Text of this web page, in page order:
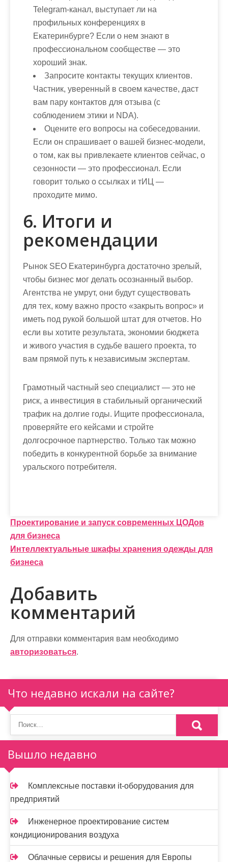
Telegram-канал, выступает ли на
профильных конференциях в
Екатеринбурге? Если о нем знают в
профессиональном сообществе — это
хороший знак.
Запросите контакты текущих клиентов.
Частник, уверенный в своем качестве, даст
вам пару контактов для отзыва (с
соблюдением этики и NDA).
Оцените его вопросы на собеседовании.
Если он спрашивает о вашей бизнес-модели,
о том, как вы привлекаете клиентов сейчас, о
сезонности — это профессионал. Если
говорит только о ссылках и тИЦ —
проходите мимо.
6. Итоги и
рекомендации
Рынок SEO Екатеринбурга достаточно зрелый,
чтобы бизнес мог делать осознанный выбор.
Агентства не умрут, они будут существовать
для тех, кому важно просто «закрыть вопрос» и
иметь под рукой большой штат для отчетов. Но
если вы хотите результата, экономии бюджета
и живого участия в судьбе вашего проекта, то
вам прямой путь к независимым экспертам.
Грамотный частный seo специалист — это не
риск, а инвестиция в стабильный органический
трафик на долгие годы. Ищите профессионала,
проверяйте его кейсами и стройте
долгосрочное партнерство. Только так можно
победить в конкурентной борьбе за внимание
уральского потребителя.
Н
а
в
и
г
а
ц
и
я
п
о
з
а
п
и
с
я
м
Проектирование и запуск современных ЦОДов
для бизнеса
Интеллектуальные шкафы хранения одежды для
бизнеса
Добавить
комментарий
Для отправки комментария вам необходимо
авторизоваться.
Что недавно искали на сайте?
Вышло недавно
Комплексные поставки it-оборудования для
предприятий
Инженерное проектирование систем
кондиционирования воздуха
Облачные сервисы и решения для Европы